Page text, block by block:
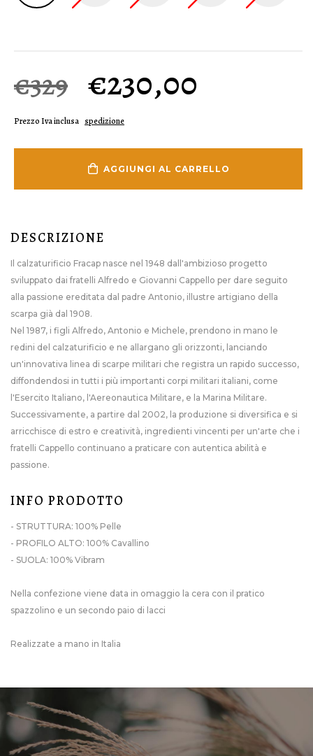
€329 €230,00
Prezzo Iva inclusa spedizione
AGGIUNGI AL CARRELLO
DESCRIZIONE
Il calzaturificio Fracap nasce nel 1948 dall'ambizioso progetto
sviluppato dai fratelli Alfredo e Giovanni Cappello per dare seguito
alla passione ereditata dal padre Antonio, illustre artigiano della
scarpa già dal 1908.
Nel 1987, i figli Alfredo, Antonio e Michele, prendono in mano le
redini del calzaturificio e ne allargano gli orizzonti, lanciando
un'innovativa linea di scarpe militari che registra un rapido successo,
diffondendosi in tutti i più importanti corpi militari italiani, come
l'Esercito Italiano, l'Aereonautica Militare, e la Marina Militare.
Successivamente, a partire dal 2002, la produzione si diversifica e si
arricchisce di estro e creatività, ingredienti vincenti per un'arte che i
fratelli Cappello continuano a praticare con autentica abilità e
passione.
INFO PRODOTTO
- STRUTTURA: 100% Pelle
- PROFILO ALTO: 100% Cavallino
- SUOLA: 100% Vibram
Nella confezione viene data in omaggio la cera con il pratico
spazzolino e un secondo paio di lacci
Realizzate a mano in Italia